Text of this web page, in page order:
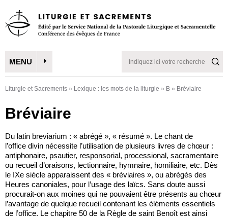
MENU
Liturgie et Sacrements » Lexique : les mots de la liturgie » B » Bréviaire
Bréviaire
Du latin breviarium : « abrégé », « résumé ». Le chant de
l’office divin nécessite l’utilisation de plusieurs livres de chœur :
antiphonaire, psautier, responsorial, processional, sacramentaire
ou recueil d’oraisons, lectionnaire, hymnaire, homiliaire, etc. Dès
le IXe siècle apparaissent des « bréviaires », ou abrégés des
Heures canoniales, pour l’usage des laïcs. Sans doute aussi
procurait-on aux moines qui ne pouvaient être présents au chœur
l’avantage de quelque recueil contenant les éléments essentiels
de l’office. Le chapitre 50 de la Règle de saint Benoît est ainsi